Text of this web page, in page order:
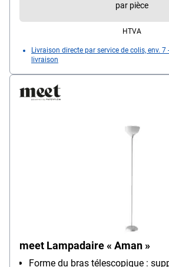
par pièce
HTVA
Livraison directe par service de colis, env.
livraison
meet Lampadaire « Aman »
Forme du bras télescopique :